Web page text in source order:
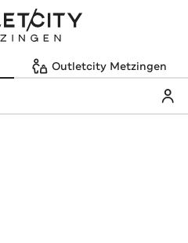
Outletcity Metzingen